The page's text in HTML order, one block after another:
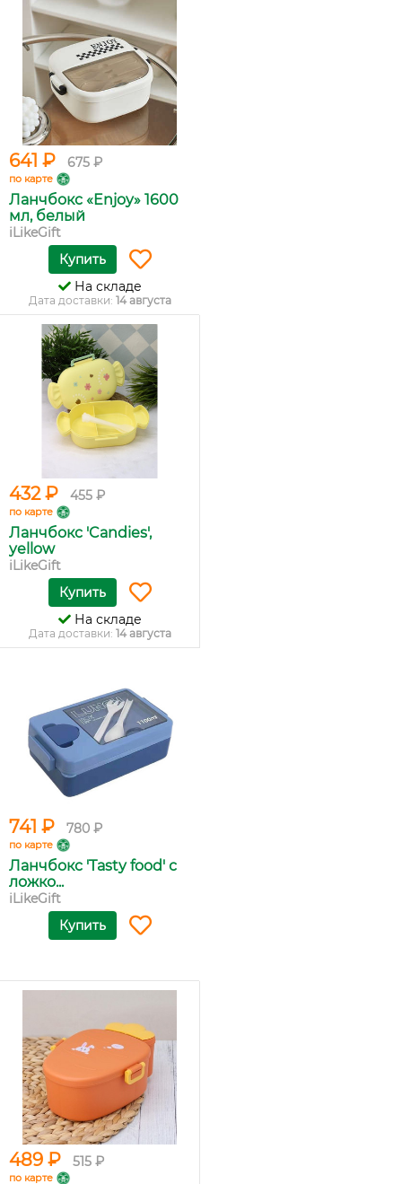
641 ₽ 675 ₽
по карте
Ланчбокс «Enjoy» 1600
мл, белый
iLikeGift
Купить
На складе
Дата доставки: 14 августа
432 ₽ 455 ₽
по карте
Ланчбокс 'Candies',
yellow
iLikeGift
Купить
На складе
Дата доставки: 14 августа
741 ₽ 780 ₽
по карте
Ланчбокс 'Tasty food' с
ложко...
iLikeGift
Купить
489 ₽ 515 ₽
по карте